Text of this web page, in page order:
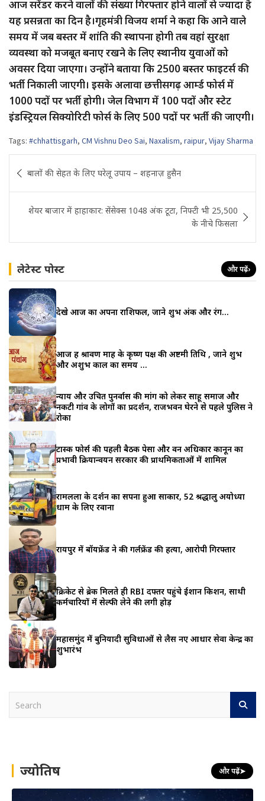
आज सरेंडर करने वालों की संख्या गिरफ्तार होने वालों से ज्यादा है
यह प्रसन्नता का दिन है।गृहमंत्री विजय शर्मा ने कहा कि आने वाले
समय में जब बस्तर में शांति की स्थापना होगी तब वहां सुरक्षा
व्यवस्था को मजबूत बनाए रखने के लिए स्थानीय युवाओं को
अवसर दिया जाएगा। उन्होंने बताया कि 2500 बस्तर फाइटर्स की
भर्ती निकाली जाएगी। इसके अलावा छत्तीसगढ़ आर्म्ड फोर्स में
1000 पदों पर भर्ती होगी। जेल विभाग में 100 पदों और स्टेट
इंडस्ट्रियल सिक्योरिटी फोर्स के लिए 500 पदों पर भर्ती की जाएगी।
Tags: #chhattisgarh, CM Vishnu Deo Sai, Naxalism, raipur, Vijay Sharma
Post
navigation
बालों की सेहत के लिए घरेलू उपाय – शहनाज़ हुसैन
शेयर बाजार में हाहाकार: सेंसेक्स 1048 अंक टूटा, निफ्टी भी 25,500
के नीचे फिसला
लेटेस्ट पोस्ट और पढ़ें›
देखे आज का अपना राशिफल, जाने शुभ अंक और रंग…
आज हैं श्रावण माह के कृष्ण पक्ष की अष्टमी तिथि , जाने शुभ
और अशुभ काल का समय …
न्याय और उचित पुनर्वास की मांग को लेकर साहू समाज और
नकटी गांव के लोगों का प्रदर्शन, राजभवन घेरने से पहले पुलिस ने
रोका
टास्क फोर्स की पहली बैठक पेसा और वन अधिकार कानून का
प्रभावी क्रियान्वयन सरकार की प्राथमिकताओं में शामिल
रामलला के दर्शन का सपना हुआ साकार, 52 श्रद्धालु अयोध्या
धाम के लिए रवाना
रायपुर में बॉयफ्रेंड ने की गर्लफ्रेंड की हत्या, आरोपी गिरफ्तार
क्रिकेट से ब्रेक मिलते ही RBI दफ्तर पहुंचे ईशान किशन, साथी
कर्मचारियों में सेल्फी लेने की लगी होड़
महासमुंद में बुनियादी सुविधाओं से लैस नए आधार सेवा केन्द्र का
शुभारंभ
h ज्योतिष और पढ़ें➤